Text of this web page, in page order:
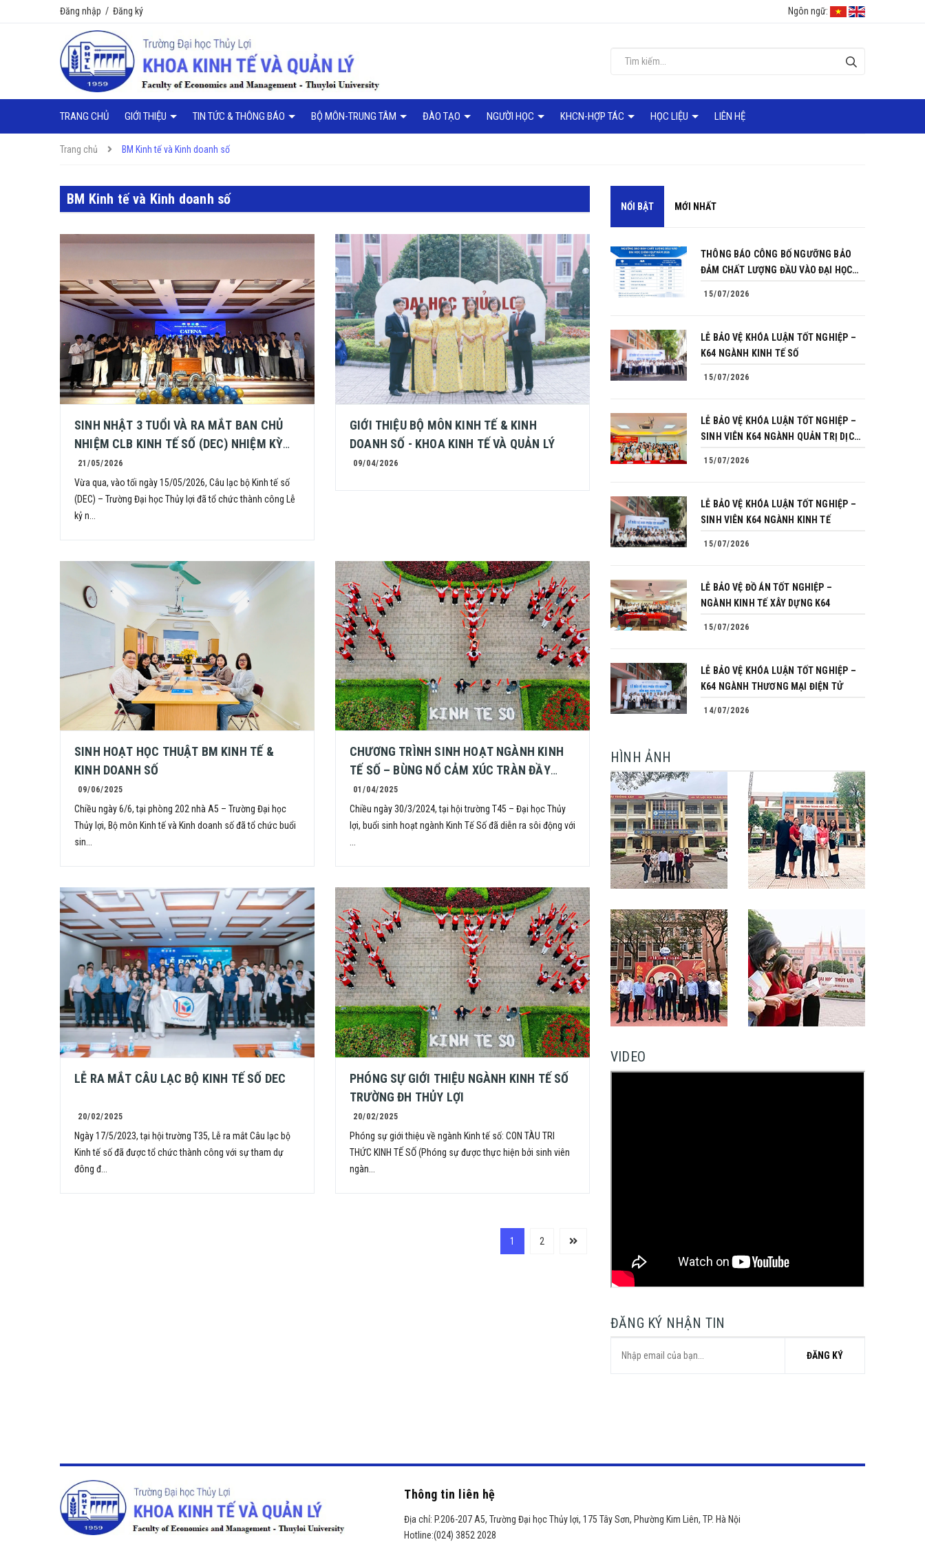
Đăng nhập / Đăng ký Ngôn ngữ:
TRANG CHỦ GIỚI THIỆU TIN TỨC & THÔNG BÁO BỘ MÔN-TRUNG TÂM ĐÀO TẠO NGƯỜI HỌC KHCN-HỢP TÁC HỌC LIỆU LIÊN HỆ
Trang chủ BM Kinh tế và Kinh doanh số
BM Kinh tế và Kinh doanh số
SINH NHẬT 3 TUỔI VÀ RA MẮT BAN CHỦ
NHIỆM CLB KINH TẾ SỐ (DEC) NHIỆM KỲ
2026 – 2027
21/05/2026
Vừa qua, vào tối ngày 15/05/2026, Câu lạc bộ Kinh tế số
(DEC) – Trường Đại học Thủy lợi đã tổ chức thành công Lễ
kỷ n...
GIỚI THIỆU BỘ MÔN KINH TẾ & KINH
DOANH SỐ - KHOA KINH TẾ VÀ QUẢN LÝ
09/04/2026
SINH HOẠT HỌC THUẬT BM KINH TẾ &
KINH DOANH SỐ
09/06/2025
Chiều ngày 6/6, tại phòng 202 nhà A5 – Trường Đại học
Thủy lợi, Bộ môn Kinh tế và Kinh doanh số đã tổ chức buổi
sin...
CHƯƠNG TRÌNH SINH HOẠT NGÀNH KINH
TẾ SỐ – BÙNG NỔ CẢM XÚC TRÀN ĐẦY
NĂNG LƯỢNG!
01/04/2025
Chiều ngày 30/3/2024, tại hội trường T45 – Đại học Thủy
lợi, buổi sinh hoạt ngành Kinh Tế Số đã diễn ra sôi động với
...
LỄ RA MẮT CÂU LẠC BỘ KINH TẾ SỐ DEC
20/02/2025
Ngày 17/5/2023, tại hội trường T35, Lễ ra mắt Câu lạc bộ
Kinh tế số đã được tổ chức thành công với sự tham dự
đông đ...
PHÓNG SỰ GIỚI THIỆU NGÀNH KINH TẾ SỐ
TRƯỜNG ĐH THỦY LỢI
20/02/2025
Phóng sự giới thiệu về ngành Kinh tế số: CON TÀU TRI
THỨC KINH TẾ SỐ (Phóng sự được thực hiện bởi sinh viên
ngàn...
1 2
NỔI BẬT MỚI NHẤT
THÔNG BÁO CÔNG BỐ NGƯỠNG BẢO
ĐẢM CHẤT LƯỢNG ĐẦU VÀO ĐẠI HỌC
15/07/2026
LỄ BẢO VỆ KHÓA LUẬN TỐT NGHIỆP –
K64 NGÀNH KINH TẾ SỐ
15/07/2026
LỄ BẢO VỆ KHÓA LUẬN TỐT NGHIỆP –
SINH VIÊN K64 NGÀNH QUẢN TRỊ DỊCH
15/07/2026
LỄ BẢO VỆ KHÓA LUẬN TỐT NGHIỆP –
SINH VIÊN K64 NGÀNH KINH TẾ
15/07/2026
LỄ BẢO VỆ ĐỒ ÁN TỐT NGHIỆP –
NGÀNH KINH TẾ XÂY DỰNG K64
15/07/2026
LỄ BẢO VỆ KHÓA LUẬN TỐT NGHIỆP –
K64 NGÀNH THƯƠNG MẠI ĐIỆN TỬ
14/07/2026
HÌNH ẢNH
VIDEO
ĐĂNG KÝ NHẬN TIN
ĐĂNG KÝ
Thông tin liên hệ
Địa chỉ: P.206-207 A5, Trường Đại học Thủy lợi, 175 Tây Sơn, Phường Kim Liên, TP. Hà Nội
Hotline:(024) 3852 2028